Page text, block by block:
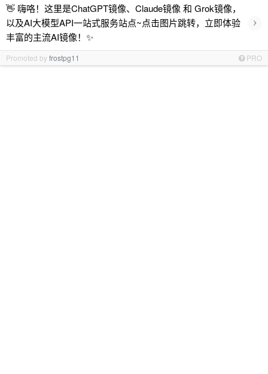
👋 嗨咯！这里是ChatGPT镜像、Claude镜像 和 Grok镜像，
以及AI大模型API一站式服务站点~点击图片跳转，立即体验
丰富的主流AI镜像！✨
›
Promoted byfrostpg11 PRO